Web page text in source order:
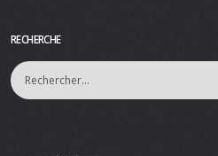
RECHERCHE